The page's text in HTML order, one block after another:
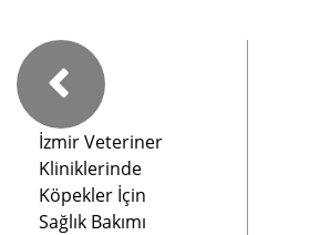
İzmir Veteriner
Kliniklerinde
Köpekler İçin
Sağlık Bakımı